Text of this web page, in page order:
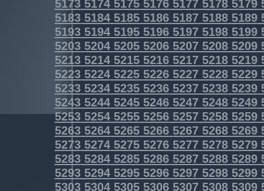
5173517451755176517751785179
5183518451855186518751885189
5193519451955196519751985199
5203520452055206520752085209
5213521452155216521752185219
5223522452255226522752285229
5233523452355236523752385239
5243524452455246524752485249
5253525452555256525752585259
5263526452655266526752685269
5273527452755276527752785279
5283528452855286528752885289
5293529452955296529752985299
5303530453055306530753085309